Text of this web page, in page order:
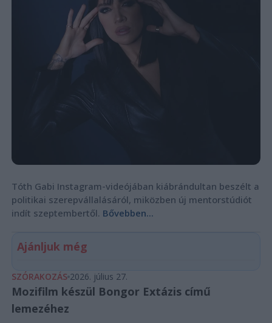
Tóth Gabi Instagram-videójában kiábrándultan beszélt a
politikai szerepvállalásáról, miközben új mentorstúdiót
indít szeptembertől. Bővebben...
Ajánljuk még
SZÓRAKOZÁS 2026. július 27.
Mozifilm készül Bongor Extázis című
lemezéhez